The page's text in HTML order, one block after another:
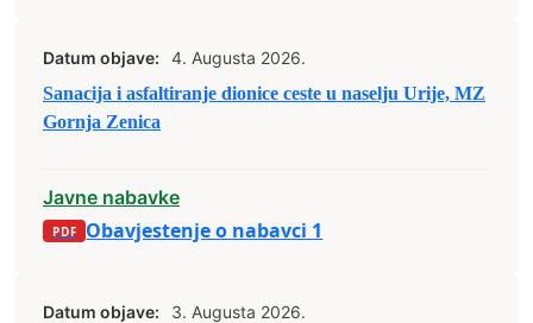
Datum objave:
4. Augusta 2026.
Sanacija i asfaltiranje dionice ceste u naselju Urije, MZ
Gornja Zenica
Javne nabavke
Obavjestenje o nabavci 1
Datum objave:
3. Augusta 2026.